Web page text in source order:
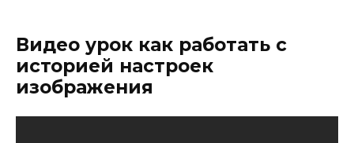
Видео урок как работать с
историей настроек
изображения